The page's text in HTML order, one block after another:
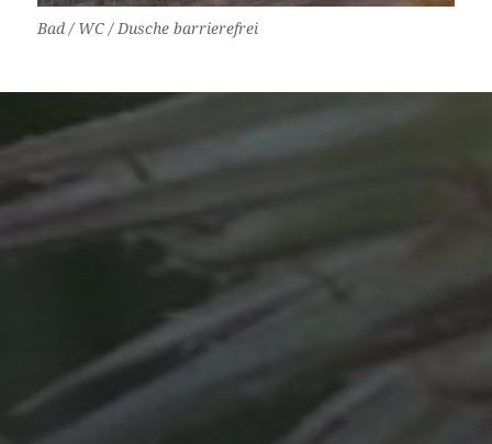
Bad / WC / Dusche barrierefrei
IMPRESSIONEN